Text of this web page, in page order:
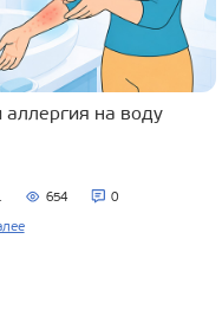
аллергия на воду
654 0